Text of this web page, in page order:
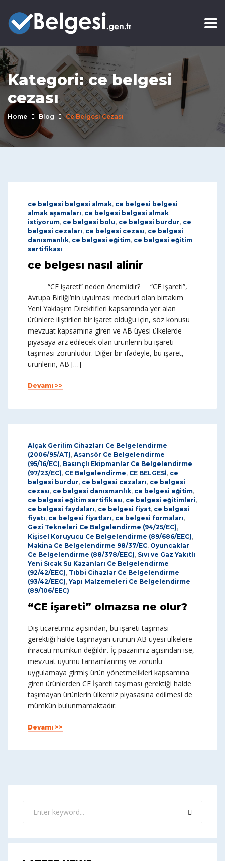
Kategori:ce belgesi
cezası
Home Blog Ce Belgesi Cezası
ce belgesi belgesi almak, ce belgesi belgesi
almak aşamaları, ce belgesi belgesi almak
istiyorum, ce belgesi bolu, ce belgesi burdur, ce
belgesi cezaları, ce belgesi cezası, ce belgesi
danısmanlık, ce belgesi eğitim, ce belgesi eğitim
sertifikası
ce belgesı nasıl alinir
“CE işareti” neden önemlidir? “CE işareti”,
Avrupa Birliği’nin uyulması mecburi olan birtakım
Yeni Yaklaşım Direktifleri kapsamında yer alan
ürünlere iliştirilen bir işaret olduğu için, söz konusu
mevzuat kapsamına giren ve AB üyesi ülkelerde
piyasaya arz edilecek olan ürünlerin bu işareti
taşıması zorunludur. Diğer bir ifadeyle, bu işaret,
ürünlerin, AB […]
Devamı >>
Alçak Gerilim Cihazları Ce Belgelendirme
(2006/95/AT), Asansör Ce Belgelendirme
(95/16/EC), Basınçlı Ekipmanlar Ce Belgelendirme
(97/23/EC), CE Belgelendirme, CE BELGESİ, ce
belgesi burdur, ce belgesi cezaları, ce belgesi
cezası, ce belgesi danısmanlık, ce belgesi eğitim,
ce belgesi eğitim sertifikası, ce belgesi eğitimleri,
ce belgesi faydaları, ce belgesi fiyat, ce belgesi
fiyatı, ce belgesi fiyatları, ce belgesi formaları,
Gezi Tekneleri Ce Belgelendirme (94/25/EC),
Kişisel Koruyucu Ce Belgelendirme (89/686/EEC),
Makina Ce Belgelendirme 98/37/EC, Oyuncaklar
Ce Belgelendirme (88/378/EEC), Sıvı ve Gaz Yakıtlı
Yeni Sıcak Su Kazanları Ce Belgelendirme
(92/42/EEC), Tıbbi Cihazlar Ce Belgelendirme
(93/42/EEC), Yapı Malzemeleri Ce Belgelendirme
(89/106/EEC)
“CE işareti” olmazsa ne olur?
Dış ticaretimiz açısından, bu işareti taşıması
gerektiği halde taşımayan ürünün AB üyesi ülkelere
ihracatı mümkün değildir. İç pazarımız açısından ise,
mevzuat uyumu tamamlanmış ve zorunlu
uygulamaya girmiş ürün yönetmelikleri kapsamına
giren ürünlerden CE İşareti taşıması gerektiği halde
taşımayan ürünlerin ülkemiz piyasasına edilmesi de
mümkün bulunmamaktadır.
Devamı >>